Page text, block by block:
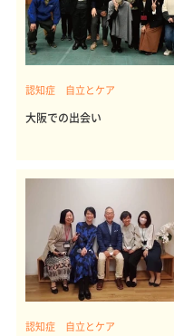
認知症 自立とケア
大阪での出会い
認知症 自立とケア